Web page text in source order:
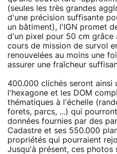
(seules les très grandes
d'une précision suffisante
un bâtiment), l'IGN promet
d'un pixel pour 50 cm grâce
cours de mission de survol
renouvelées au moins une
assurer une fraîcheur
400.000 clichés seront ainsi
l'hexagone et les DOM
thématiques à l'échelle
forets, parcs, ...) qui
données fournies par des
Cadastre et ses 550.000
propriétés qui pourraient
Jusqu'à présent, ces photos